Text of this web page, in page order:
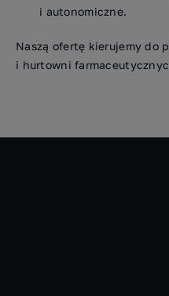
i autonomiczne.
Naszą ofertę kierujemy do
i hurtowni